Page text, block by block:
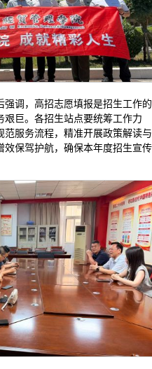
调，高招志愿填报是招生工作的
艰巨。各招生站点要统筹工作力
服务流程，精准开展政策解读与
保驾护航，确保本年度招生宣传